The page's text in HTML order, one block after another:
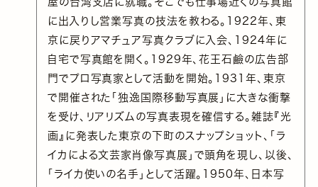
に出入りし営業写真の技法を教わる。1922年、東
京に戻りアマチュア写真クラブに入会、1924年に
自宅で写真館を開く。1929年、花王石鹼の広告部
門でプロ写真家として活動を開始。1931年、東京
で開催された「独逸国際移動写真展」に大きな衝撃
を受け、リアリズムの写真表現を確信する。雑誌『光
画』に発表した東京の下町のスナップショット、「ラ
イカによる文芸家肖像写真展」で頭角を現し、以後、
「ライカ使いの名手」として活躍。1950年、日本写